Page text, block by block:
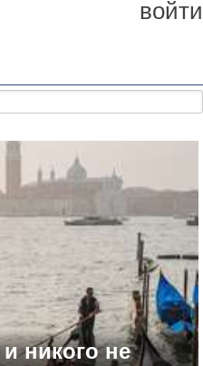
войти
никого не